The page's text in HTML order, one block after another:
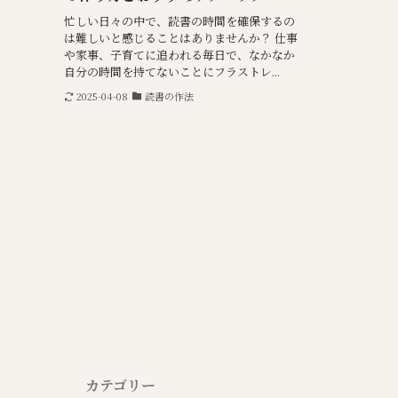
忙しい日々の中で、読書の時間を確保するの
は難しいと感じることはありませんか？ 仕事
や家事、子育てに追われる毎日で、なかなか
自分の時間を持てないことにフラストレ...
2025-04-08 読書の作法
カテゴリー